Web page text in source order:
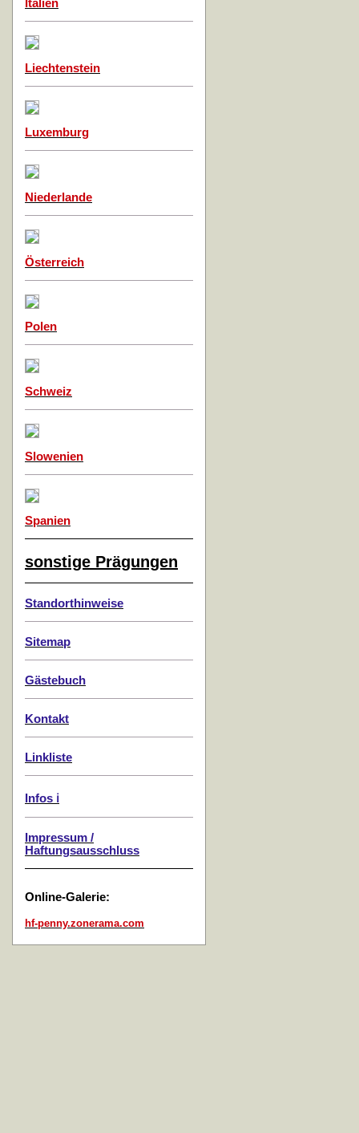
Italien
Liechtenstein
Luxemburg
Niederlande
Österreich
Polen
Schweiz
Slowenien
Spanien
sonstige Prägungen
Standorthinweise
Sitemap
Gästebuch
Kontakt
Linkliste
Infos ℹ️
Impressum /
Haftungsausschluss
Online-Galerie:
hf-penny.zonerama.com